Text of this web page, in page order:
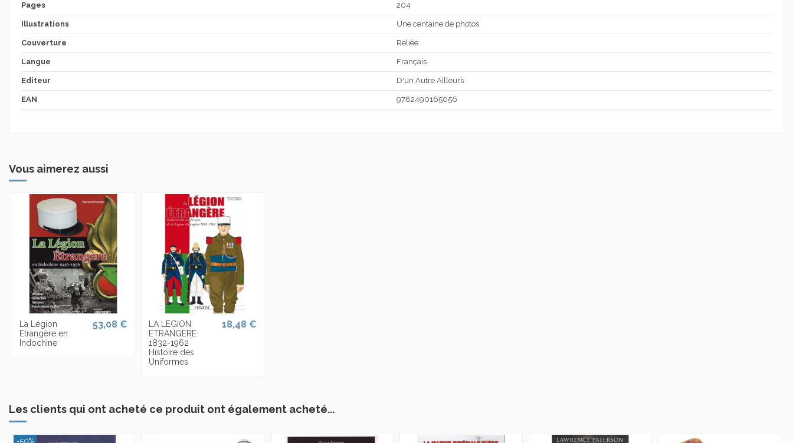
Pages 204
Illustrations Une centaine de photos
Couverture Reliée
Langue Français
Editeur D'un Autre Ailleurs
EAN 9782490165056
Vous aimerez aussi
La Légion
Etrangère en
Indochine
53,08 €
LA LEGION
ETRANGERE
1832-1962
Histoire des
Uniformes
18,48 €
Les clients qui ont acheté ce produit ont également acheté...
-50%